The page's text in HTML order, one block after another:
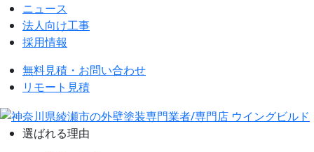
ニュース
法人向け工事
採用情報
無料見積・お問い合わせ
リモート見積
選ばれる理由